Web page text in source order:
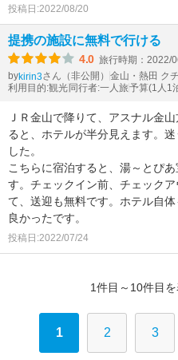
投稿日:2022/08/20
提携の施設に無料で行ける
4.0 旅行時期：2022/
bykirin3さん（非公開） 金山・熱田 ク
利用目的:観光同行者:一人旅予算(1人1
ＪＲ金山で降りて、アスナル金
ると、ホテルが半分見えます。
した。
こちらに宿泊すると、湯～とぴ
す。チェックイン前、チェック
て、送迎も無料です。ホテル自体
良かったです。
投稿日:2022/07/24
1件目～10件目を
1 2 3